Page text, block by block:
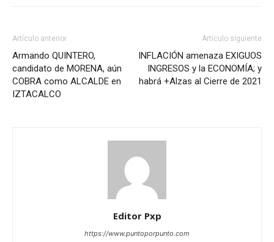
Artículo anterior
Armando QUINTERO,
candidato de MORENA, aún
COBRA como ALCALDE en
IZTACALCO
Artículo siguiente
INFLACIÓN amenaza EXIGUOS
INGRESOS y la ECONOMÍA; y
habrá +Alzas al Cierre de 2021
Editor Pxp
https://www.puntoporpunto.com